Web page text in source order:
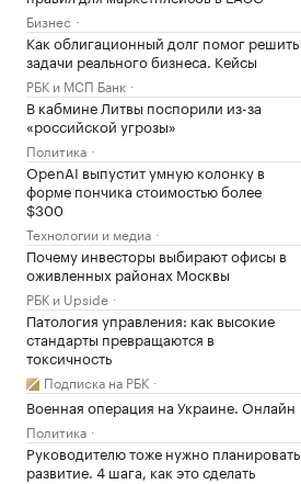
Бизнес
Как облигационный долг помог решить
задачи реального бизнеса. Кейсы
РБК и МСП Банк
В кабмине Литвы поспорили из-за
«российской угрозы»
Политика
OpenAI выпустит умную колонку в
форме пончика стоимостью более
$300
Технологии и медиа
Почему инвесторы выбирают офисы в
оживленных районах Москвы
РБК и Upside
Патология управления: как высокие
стандарты превращаются в
токсичность
Подписка на РБК
Военная операция на Украине. Онлайн
Политика
Руководителю тоже нужно планировать
развитие. 4 шага, как это сделать